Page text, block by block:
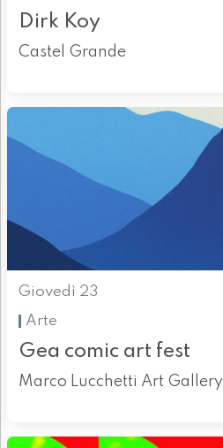
Dirk Koy
Castel Grande
Giovedì 23
Arte
Gea comic art fest
Marco Lucchetti Art Gallery